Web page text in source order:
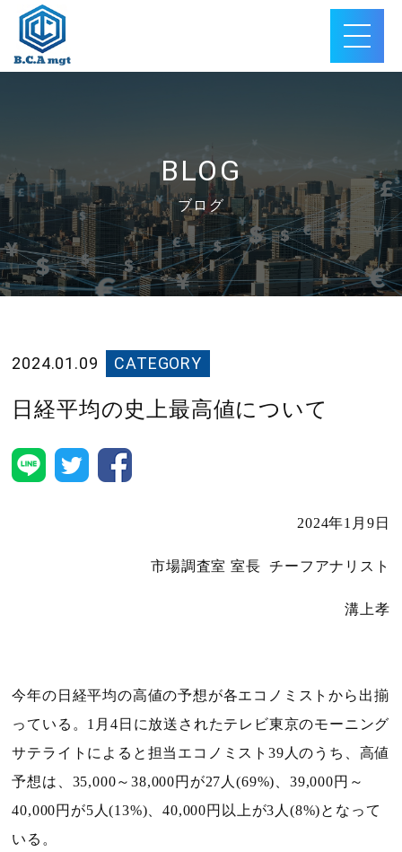
BLOG
ブログ
2024.01.09 CATEGORY
日経平均の史上最高値について
2024年1 月 9 日
市場調査室 室長 チーフアナリスト
溝上孝
今年の日経平均の高値の予想が各エコノミストから出揃
っている。 1 月4 日に放送されたテレビ東京のモーニング
サテライトによると担当エコノミスト39 人のうち、高値
予想は、 35,000～38,000円が27 人(69%) 39,000円～
40,000円が5 人(13%) 、40,000円以上が3 人 (8%)となって
いる。